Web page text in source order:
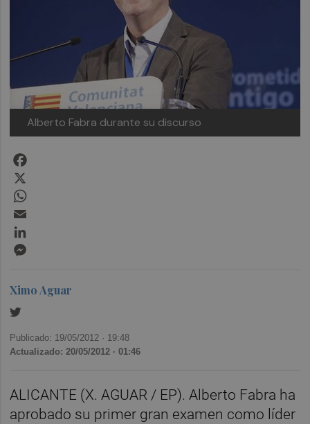
Alberto Fabra durante su discurso
Ximo Aguar
Publicado: 19/05/2012 · 19:48
Actualizado: 20/05/2012 · 01:46
ALICANTE (X. AGUAR / EP). Alberto Fabra ha
aprobado su primer gran examen como líder